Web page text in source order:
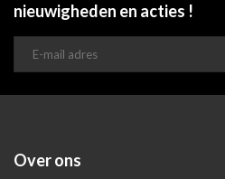
nieuwigheden en acties !
Over ons